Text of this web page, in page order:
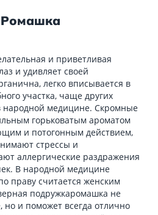
Ромашка
и приветливая
и удивляет своей
легко вписывается в
участка, чаще других
народной медицине. Скромные
горьковатым ароматом
и потогонным действием,
стрессы и
аллергические раздражения
В народной медицине
праву считается женским
подружкаромашка не
но и поможет всегда отлично